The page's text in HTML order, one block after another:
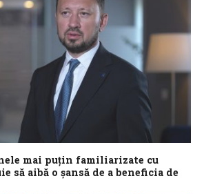
mai puțin familiarizate cu
să aibă o șansă de a beneficia de